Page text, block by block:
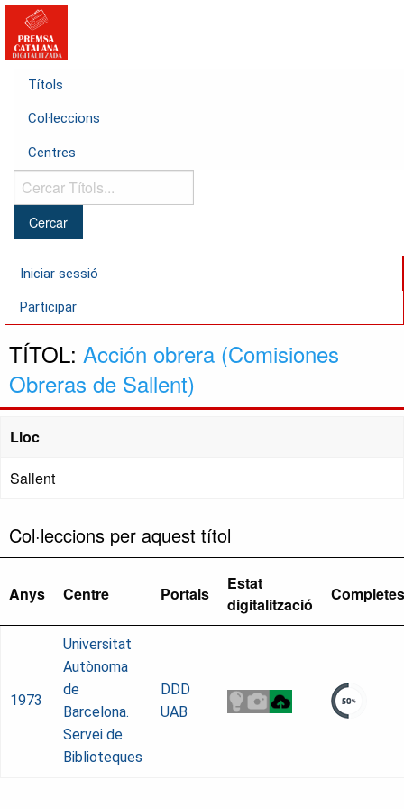
Títols
Col·leccions
Centres
Cercar
Títols...
Iniciar sessió
Participar
TÍTOL: Acción obrera (Comisiones
Obreras de Sallent)
Lloc
Sallent
Col·leccions per aquest títol
Anys Centre Portals
Estat
digitalització
1973
Universitat
Autònoma
de
Barcelona.
Servei de
Biblioteques
DDD
UAB